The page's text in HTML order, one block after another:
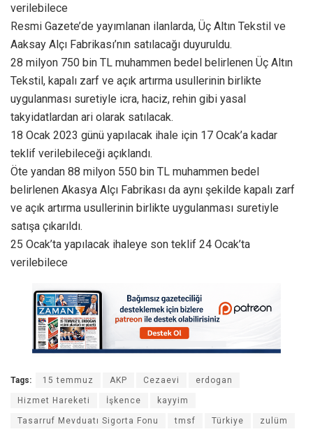
verilebilece
Resmi Gazete’de yayımlanan ilanlarda, Üç Altın Tekstil ve
Aaksay Alçı Fabrikası’nın satılacağı duyuruldu.
28 milyon 750 bin TL muhammen bedel belirlenen Üç Altın
Tekstil, kapalı zarf ve açık artırma usullerinin birlikte
uygulanması suretiyle icra, haciz, rehin gibi yasal
takyidatlardan ari olarak satılacak.
18 Ocak 2023 günü yapılacak ihale için 17 Ocak’a kadar
teklif verilebileceği açıklandı.
Öte yandan 88 milyon 550 bin TL muhammen bedel
belirlenen Akasya Alçı Fabrikası da aynı şekilde kapalı zarf
ve açık artırma usullerinin birlikte uygulanması suretiyle
satışa çıkarıldı.
25 Ocak’ta yapılacak ihaleye son teklif 24 Ocak’ta
verilebilece
Tags: 15 temmuz AKP Cezaevi erdogan
Hizmet Hareketi İşkence kayyim
Tasarruf Mevduatı Sigorta Fonu tmsf Türkiye zulüm